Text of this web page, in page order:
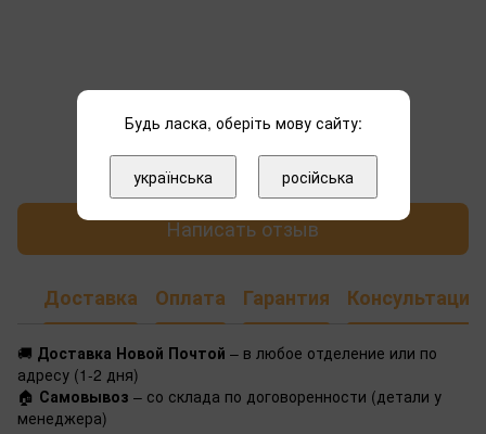
Написать отзыв
Доставка Оплата Гарантия Консультация
🚚 Доставка Новой Почтой – в любое отделение или по
адресу (1-2 дня)
🏠 Самовывоз – со склада по договоренности (детали у
менеджера)
Будь ласка, оберіть мову сайту:
українська російська